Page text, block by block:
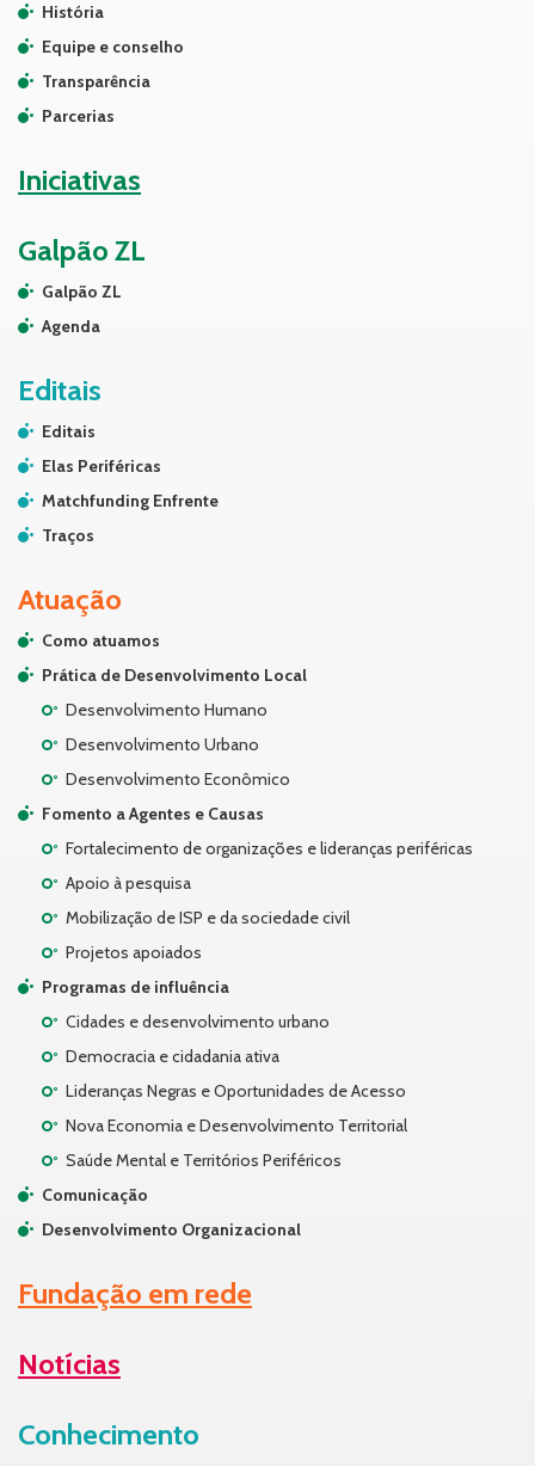
História
Equipe e conselho
Transparência
Parcerias
Iniciativas
Galpão ZL
Galpão ZL
Agenda
Editais
Editais
Elas Periféricas
Matchfunding Enfrente
Traços
Atuação
Como atuamos
Prática de Desenvolvimento Local
Desenvolvimento Humano
Desenvolvimento Urbano
Desenvolvimento Econômico
Fomento a Agentes e Causas
Fortalecimento de organizações e lideranças periféricas
Apoio à pesquisa
Mobilização de ISP e da sociedade civil
Projetos apoiados
Programas de influência
Cidades e desenvolvimento urbano
Democracia e cidadania ativa
Lideranças Negras e Oportunidades de Acesso
Nova Economia e Desenvolvimento Territorial
Saúde Mental e Territórios Periféricos
Comunicação
Desenvolvimento Organizacional
Fundação em rede
Notícias
Conhecimento